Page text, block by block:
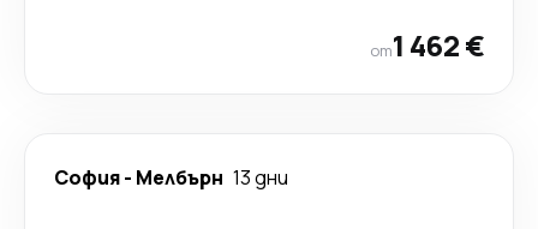
от1 462 €
София- Мелбърн 13 дни